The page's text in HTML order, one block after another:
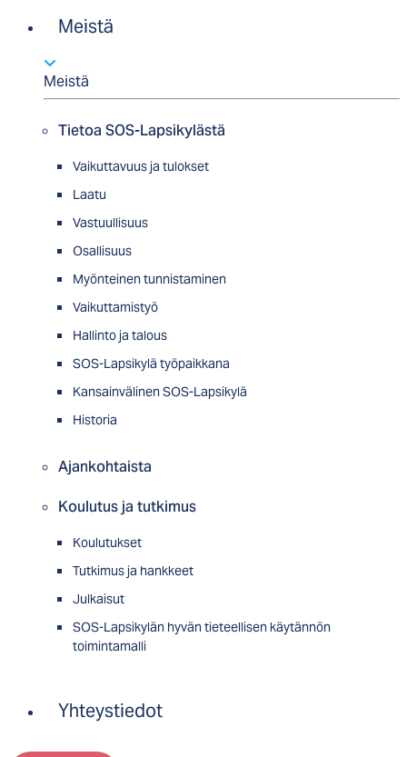
Meistä
Meistä
Tietoa SOS-Lapsikylästä
Vaikuttavuus ja tulokset
Laatu
Vastuullisuus
Osallisuus
Myön­tei­nen tun­nis­ta­minen
Vaikuttamistyö
Hallinto ja talous
SOS-Lapsikylä työpaikkana
Kansainvälinen SOS-Lapsikylä
Historia
Ajankohtaista
Koulutus ja tutkimus
Koulutukset
Tutkimus ja hankkeet
Julkaisut
SOS-Lapsikylän hyvän tieteellisen käytännön
toimintamalli
Yhteystiedot